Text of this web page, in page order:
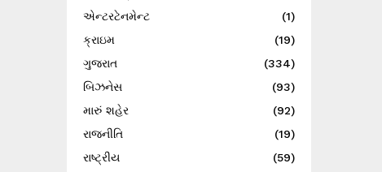
એન્ટરટેનમેન્ટ
(1)
ક્રાઇમ
(19)
ગુજરાત
(334)
બિઝનેસ
(93)
મારું શહેર
(92)
રાજનીતિ
(19)
રાષ્ટ્રીય
(59)